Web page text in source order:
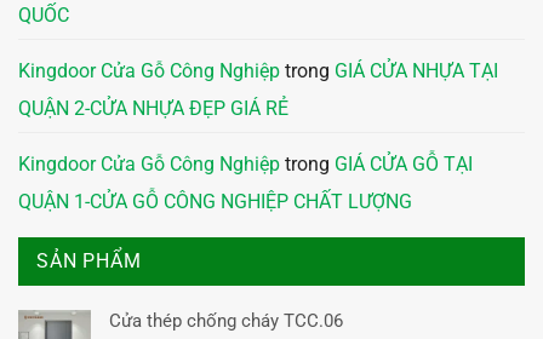
QUỐC
Kingdoor Cửa Gỗ Công Nghiệp trong GIÁ CỬA NHỰA TẠI
QUẬN 2-CỬA NHỰA ĐẸP GIÁ RẺ
Kingdoor Cửa Gỗ Công Nghiệp trong GIÁ CỬA GỖ TẠI
QUẬN 1-CỬA GỖ CÔNG NGHIỆP CHẤT LƯỢNG
SẢN PHẨM
Cửa thép chống cháy TCC.06